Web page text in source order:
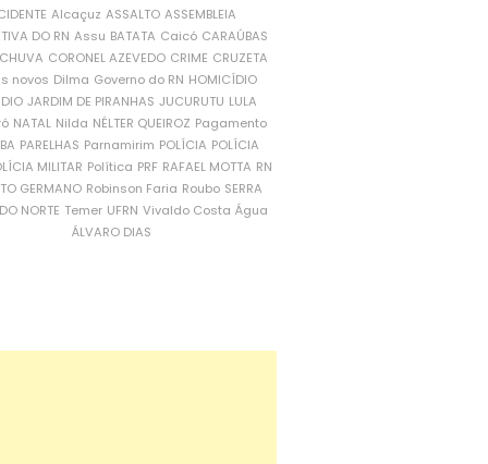
Alcaçuz ASSALTO ASSEMBLEIA
DO RN Assu BATATA Caicó CARAÚBAS
CORONEL AZEVEDO CRIME CRUZETA
novos Dilma Governo do RN HOMICÍDIO
JARDIM DE PIRANHAS JUCURUTU LULA
NATAL Nilda NÉLTER QUEIROZ Pagamento
PARELHAS Parnamirim POLÍCIA POLÍCIA
MILITAR Política PRF RAFAEL MOTTA RN
GERMANO Robinson Faria Roubo SERRA
NORTE Temer UFRN Vivaldo Costa Água
ÁLVARO DIAS